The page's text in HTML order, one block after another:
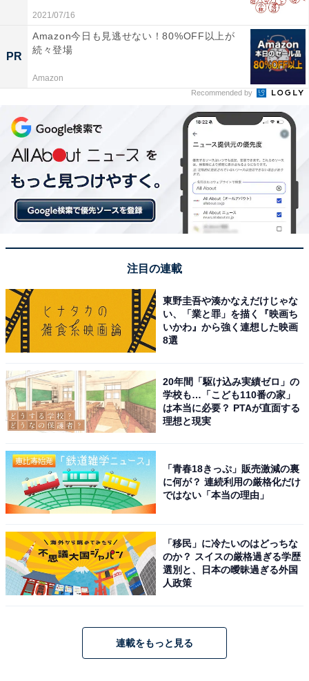
振替輸送を利用する際は、運休区間の切符、定期券、回
数券などが必要となります。またICカード乗車券および
ICカード定期券の定期区間外を利用する場合は、振替輸
送は利用できません。
10月23～24日に都内へ行く予定の人はお気を付けくださ
い！
【おすすめ記事】
JR東日本、民営化後「初の最終赤字」の衝撃――定時株
・
JR東日本の「駅別乗車人員」ランキングに大異変！ 上位
だけでなく、23区内の「新駅」も…
JR東日本の駅別「乗車人員」ランキング！ 東京23区で
利用者が少ないワースト3の駅はどこ？
・
三大都市圏の「鉄道混雑率」がコロナ禍で激変！ 主要路
線の気になる状況は
20000系との違いは？ 相模鉄道が8両編成の新型車両
21000系を運行開始したワケ
【関連リンク】
・プレスリリース
2021/07/16
PR
Amazon今日も見逃せない！80%OFF以上が
続々登場
Amazon
Recommended by
注目の連載
東野圭吾や湊かなえだけじゃな
い、「業と罪」を描く『映画ち
いかわ』から強く連想した映画
8選
20年間「駆け込み実績ゼロ」の
学校も…「こども110番の家」
は本当に必要？ PTAが直面する
理想と現実
「青春18きっぷ」販売激減の裏
に何が？ 連続利用の厳格化だけ
ではない「本当の理由」
「移民」に冷たいのはどっちな
のか？ スイスの厳格過ぎる学歴
選別と、日本の曖昧過ぎる外国
人政策
連載をもっと見る